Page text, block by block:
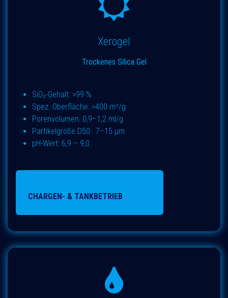
Xerogel
Trockenes Silica Gel
SiO₂-Gehalt: >99 %
Spez. Oberfläche: >400 m²/g
Porenvolumen: 0,9–1,2 ml/g
Partikelgröße D50: 7–15 µm
pH-Wert: 6,9 – 9,0
CHARGEN- & TANKBETRIEB